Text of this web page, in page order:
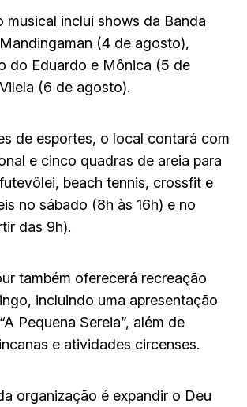
musical inclui shows da Banda
(4 de agosto),
do Eduardo e Mônica (5 de
(6 de agosto).
de esportes, o local contará com
e cinco quadras de areia para
beach tennis, crossfit e
no sábado (8h às 16h) e no
das 9h).
também oferecerá recreação
incluindo uma apresentação
Pequena Sereia”, além de
e atividades circenses.
organização é expandir o Deu